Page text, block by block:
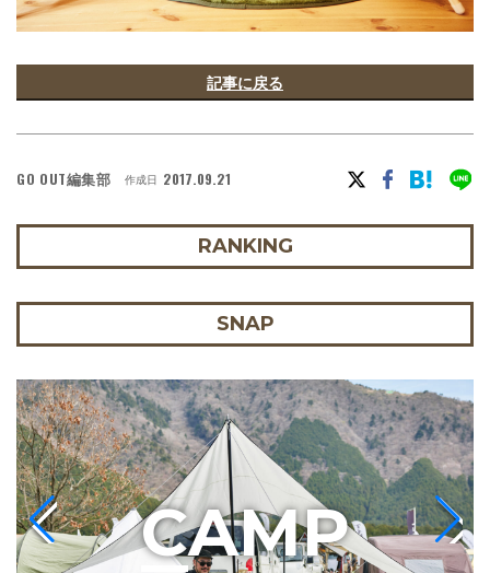
記事に戻る
GO OUT編集部 作成日 2017.09.21
RANKING
SNAP
CAMP